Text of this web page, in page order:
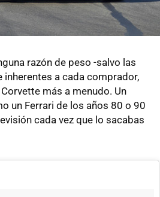
razón de peso -salvo las
inherentes a cada comprador,
más a menudo. Un
un Ferrari de los años 80 o 90
cada vez que lo sacabas